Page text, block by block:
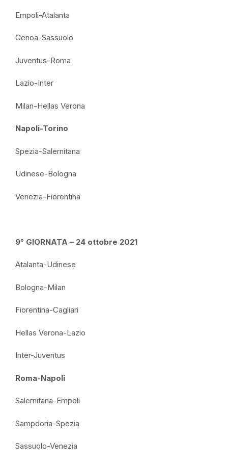
Empoli-Atalanta
Genoa-Sassuolo
Juventus-Roma
Lazio-Inter
Milan-Hellas Verona
Napoli-Torino
Spezia-Salernitana
Udinese-Bologna
Venezia-Fiorentina
9° GIORNATA – 24 ottobre 2021
Atalanta-Udinese
Bologna-Milan
Fiorentina-Cagliari
Hellas Verona-Lazio
Inter-Juventus
Roma-Napoli
Salernitana-Empoli
Sampdoria-Spezia
Sassuolo-Venezia